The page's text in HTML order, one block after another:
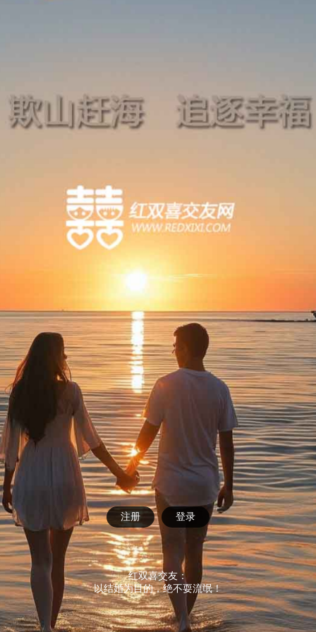
注册 登录
红双喜交友：
以结婚为目的，绝不耍流氓！